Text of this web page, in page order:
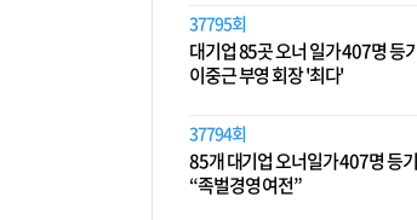
37795회
대기업 85곳 오너 일가 407명
이중근 부영 회장 '최다'
37794회
85개 대기업 오너일가 407명 등
“족벌경영 여전”